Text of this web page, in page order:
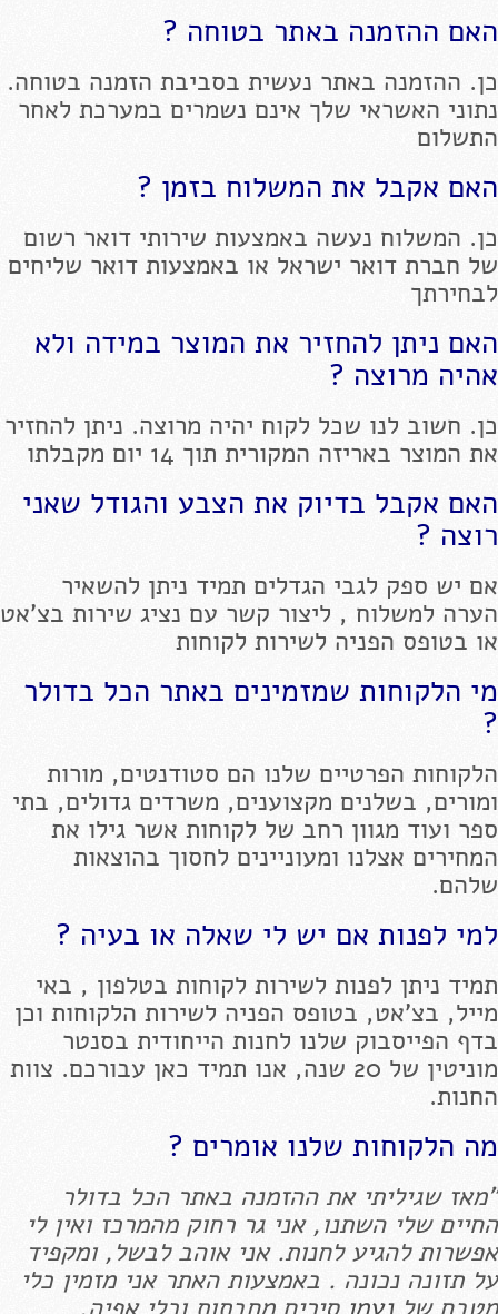
האם ההזמנה באתר בטוחה ?
כן. ההזמנה באתר נעשית בסביבת הזמנה בטוחה.
נתוני האשראי שלך אינם נשמרים במערכת לאחר
התשלום
האם אקבל את המשלוח בזמן ?
כן. המשלוח נעשה באמצעות שירותי דואר רשום
של חברת דואר ישראל או באמצעות דואר שליחים
לבחירתך
האם ניתן להחזיר את המוצר במידה ולא
אהיה מרוצה ?
כן. חשוב לנו שכל לקוח יהיה מרוצה. ניתן להחזיר
את המוצר באריזה המקורית תוך 14 יום מקבלתו
האם אקבל בדיוק את הצבע והגודל שאני
רוצה ?
אם יש ספק לגבי הגדלים תמיד ניתן להשאיר
הערה למשלוח , ליצור קשר עם נציג שירות בצ'אט
או בטופס הפניה לשירות לקוחות
מי הלקוחות שמזמינים באתר הכל בדולר
?
הלקוחות הפרטיים שלנו הם סטודנטים, מורות
ומורים, בשלנים מקצוענים, משרדים גדולים, בתי
ספר ועוד מגוון רחב של לקוחות אשר גילו את
המחירים אצלנו ומעוניינים לחסוך בהוצאות
שלהם.
למי לפנות אם יש לי שאלה או בעיה ?
תמיד ניתן לפנות לשירות לקוחות בטלפון , באי
מייל, בצ'אט, בטופס הפניה לשירות הלקוחות וכן
בדף הפייסבוק שלנו לחנות הייחודית בסנטר
מוניטין של 20 שנה, אנו תמיד כאן עבורכם. צוות
החנות.
מה הלקוחות שלנו אומרים ?
"מאז שגיליתי את ההזמנה באתר הכל בדולר
החיים שלי השתנו, אני גר רחוק מהמרכז ואין לי
אפשרות להגיע לחנות. אני אוהב לבשל, ומקפיד
על תזונה נכונה . באמצעות האתר אני מזמין כלי